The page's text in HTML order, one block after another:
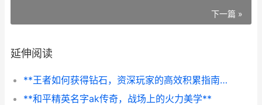
下一篇 »
延伸阅读
**王者如何获得钻石，资深玩家的高效积累指南，副标题，揭秘稳定获取路径与策略规划**
**和平精英名字ak传奇，战场上的火力美学**